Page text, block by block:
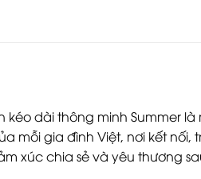
kéo dài thông minh Summer
mỗi gia đình Việt, nơi kết
xúc chia sẻ và yêu thương